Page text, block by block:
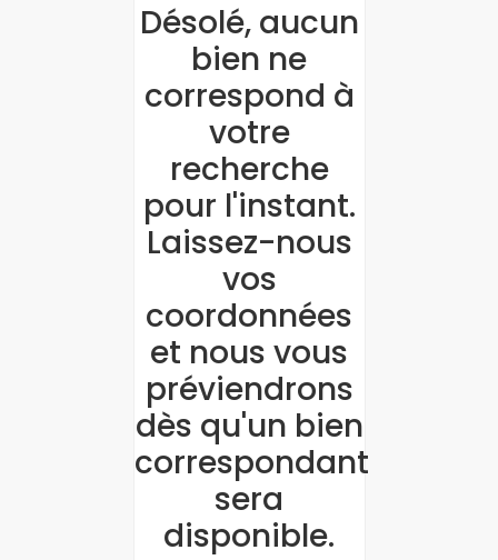
Désolé, aucun
bien ne
correspond à
votre
recherche
pour l'instant.
Laissez-nous
vos
coordonnées
et nous vous
préviendrons
dès qu'un bien
correspondant
sera
disponible.